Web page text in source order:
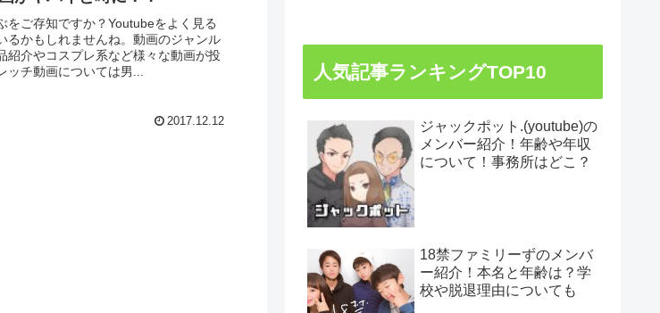
をご存知ですか？Youtubeをよく見る
るかもしれませんね。動画のジャンル
紹介やコスプレ系など様々な動画が投
ッチ動画については男...
2017.12.12
人気記事ランキングTOP10
ジャックポット.(youtube)の
メンバー紹介！年齢や年収
について！事務所はどこ？
18禁ファミリーずのメンバ
ー紹介！本名と年齢は？学
校や脱退理由についても